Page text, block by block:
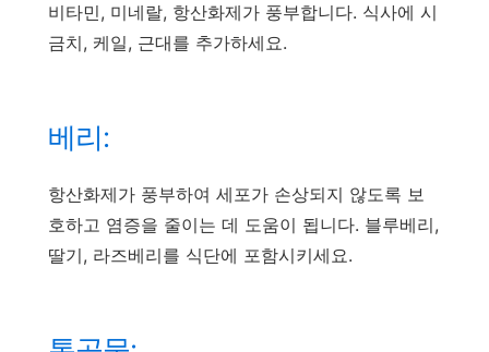
비타민, 미네랄, 항산화제가 풍부합니다. 식사에 시
금치, 케일, 근대를 추가하세요.
베리:
항산화제가 풍부하여 세포가 손상되지 않도록 보
호하고 염증을 줄이는 데 도움이 됩니다. 블루베리,
딸기, 라즈베리를 식단에 포함시키세요.